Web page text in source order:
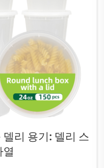
리 용기: 델리 스
열